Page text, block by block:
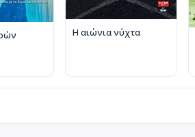
Η αιώνια νύχτα